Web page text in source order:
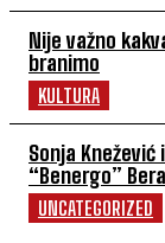
Nije važno
branimo
KULTURA
Sonja Knežević
“Benergo”
UNCATEGORIZED